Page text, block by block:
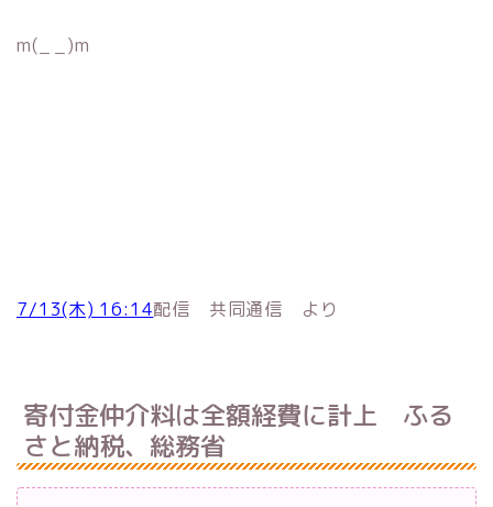
m(_ _)m
7/13(木) 16:14配信 共同通信 より
寄付金仲介料は全額経費に計上 ふる
さと納税、総務省